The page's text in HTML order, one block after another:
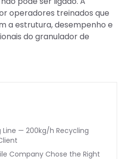
operadores treinados que
a estrutura, desempenho e
do granulador de
Line — 200kg/h Recycling
Company Chose the Right